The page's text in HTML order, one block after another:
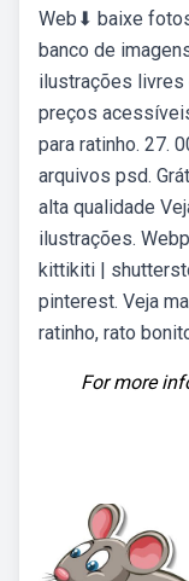
Web⬇ baixe
banco de
ilustrações livres
preços
para ratinho. 27.
arquivos psd.
alta qualidade
ilustrações.
kittikiti |
pinterest. Veja
ratinho, rato
For more